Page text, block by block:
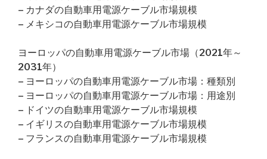
– カナダの自動車用電源ケーブル市場規模
– メキシコの自動車用電源ケーブル市場規模
ヨーロッパの自動車用電源ケーブル市場（2021年～
2031年）
– ヨーロッパの自動車用電源ケーブル市場：種類別
– ヨーロッパの自動車用電源ケーブル市場：用途別
– ドイツの自動車用電源ケーブル市場規模
– イギリスの自動車用電源ケーブル市場規模
– フランスの自動車用電源ケーブル市場規模